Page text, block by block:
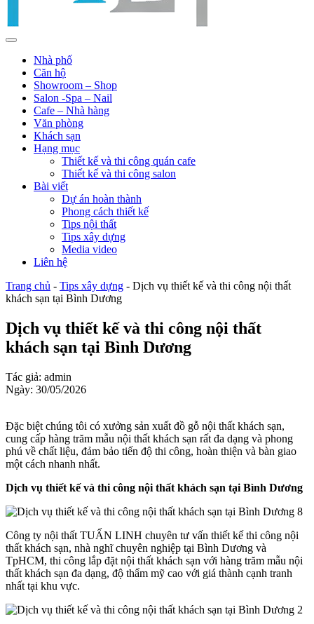
Nhà phố
Căn hộ
Showroom – Shop
Salon -Spa – Nail
Cafe – Nhà hàng
Văn phòng
Khách sạn
Hạng mục
Thiết kế và thi công quán cafe
Thiết kế và thi công salon
Bài viết
Dự án hoàn thành
Phong cách thiết kế
Tips nội thất
Tips xây dựng
Media video
Liên hệ
Trang chủ - Tips xây dựng - Dịch vụ thiết kế và thi công nội thất
khách sạn tại Bình Dương
Dịch vụ thiết kế và thi công nội thất
khách sạn tại Bình Dương
Tác giả: admin
Ngày: 30/05/2026
Đặc biệt chúng tôi có xưởng sản xuất đồ gỗ nội thất khách sạn,
cung cấp hàng trăm mẫu nội thất khách sạn rất đa dạng và phong
phú về chất liệu, đảm bảo tiến độ thi công, hoàn thiện và bàn giao
một cách nhanh nhất.
Dịch vụ thiết kế và thi công nội thất khách sạn tại Bình Dương
Công ty nội thất TUẤN LINH chuyên tư vấn thiết kế thi công nội
thất khách sạn, nhà nghĩ chuyên nghiệp tại Bình Dương và
TpHCM, thi công lắp đặt nội thất khách sạn với hàng trăm mẫu nội
thất khách sạn đa dạng, độ thẩm mỹ cao với giá thành cạnh tranh
nhất tại khu vực.